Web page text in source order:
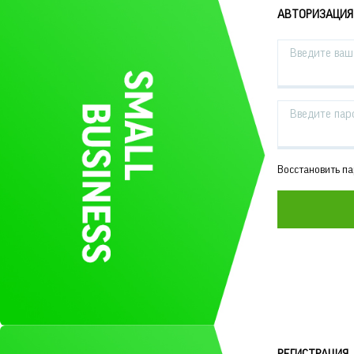
АВТОРИЗАЦИЯ
Введите
Введите
Восстановить